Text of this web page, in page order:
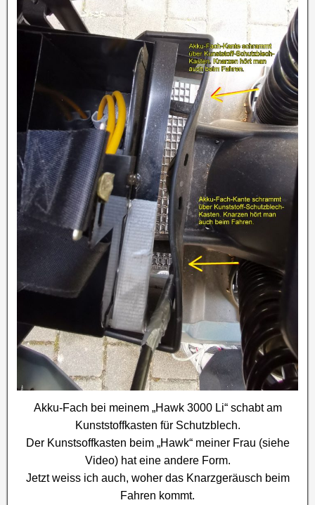
Akku-Fach bei meinem „Hawk 3000 Li“ schabt am
Kunststoffkasten für Schutzblech.
Der Kunstsoffkasten beim „Hawk“ meiner Frau (siehe
Video) hat eine andere Form.
Jetzt weiss ich auch, woher das Knarzgeräusch beim
Fahren kommt.